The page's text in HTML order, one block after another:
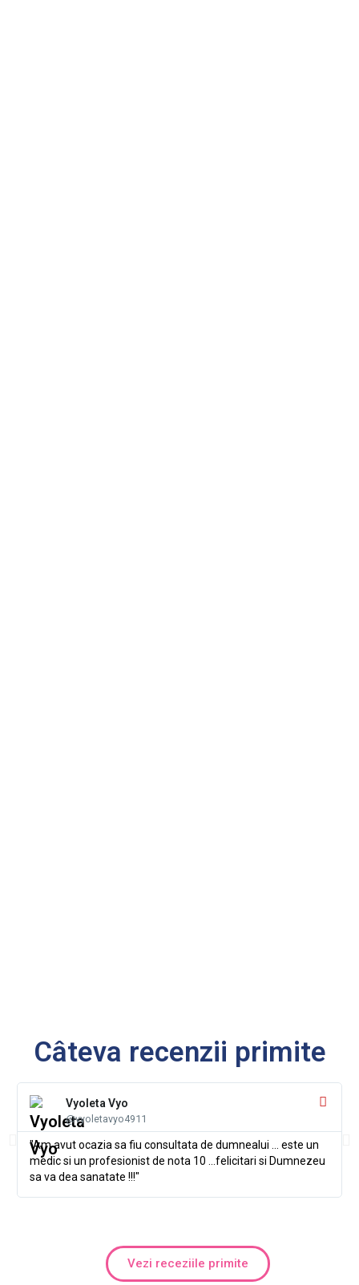
Câteva recenzii primite
Vyoleta Vyo
@vyoletavyo4911
"Am avut ocazia sa fiu consultata de dumnealui ... este un
medic si un profesionist de nota 10 ...felicitari si Dumnezeu
sa va dea sanatate !!!"
Vezi receziile primite